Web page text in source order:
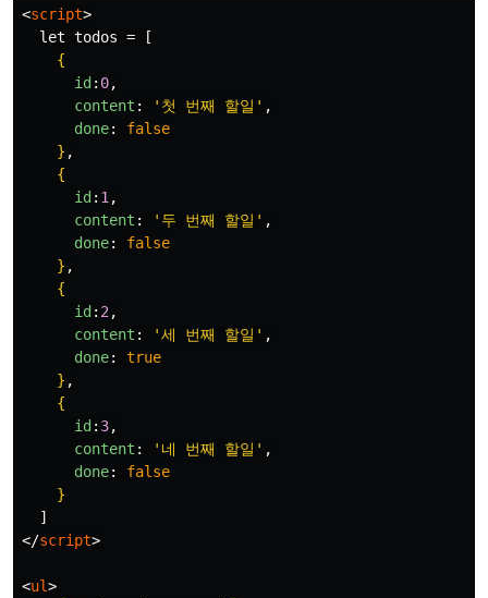
<script>
  let todos = [
{
id : 0,
content : ' 첫 번째 할일 ' ,
done:
false
} ,
{
id : 1 ,
content : ' 두 번째 할일 ' ,
done:
false
} ,
{
id : 2 ,
content : '세 번째 할일 ' ,
done:
true
} ,
{
id : 3,
content : ' 네 번째 할일 ' ,
done:
false
}
</script>
<ul>